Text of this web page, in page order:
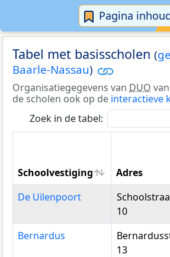
Pagina
Tabel met basisscholen (
Baarle-Nassau)
Organisatiegegevens van DUO
de scholen ook op de interactieve
Zoek in de tabel:
Schoolvestiging Adres
Schoolvestiging
Adres
De Uilenpoort
10
Bernardus
13